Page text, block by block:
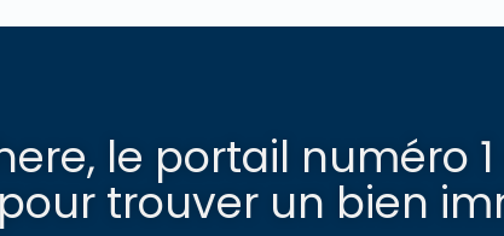
le portail numéro
trouver un bien